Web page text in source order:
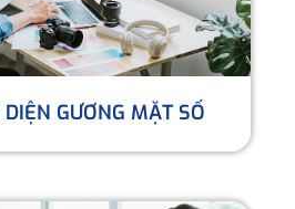
GƯƠNG MẶT SỐ